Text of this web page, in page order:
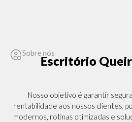
Sobre nós
Escritório
Nosso objetivo é garantir
rentabilidade aos nossos clientes,
modernos, rotinas otimizadas e